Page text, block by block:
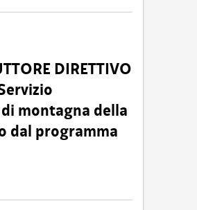
DIRETTIVO
montagna della
dal programma